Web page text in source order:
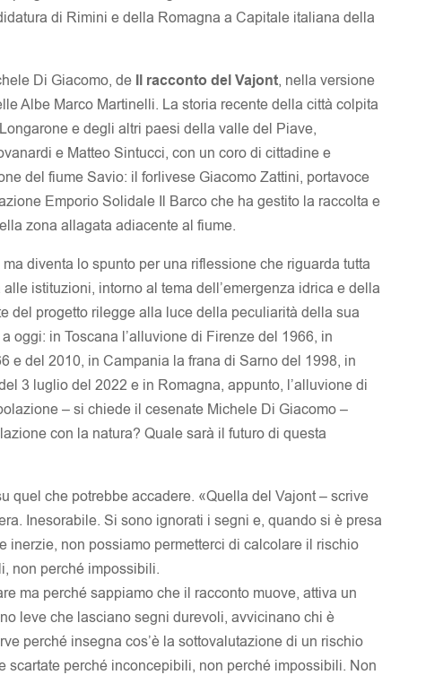
di Rimini e della Romagna a Capitale italiana della
Di Giacomo, de Il racconto del Vajont, nella versione
Albe Marco Martinelli. La storia recente della città colpita
e degli altri paesi della valle del Piave,
e Matteo Sintucci, con un coro di cittadine e
del fiume Savio: il forlivese Giacomo Zattini, portavoce
Emporio Solidale Il Barco che ha gestito la raccolta e
zona allagata adiacente al fiume.
diventa lo spunto per una riflessione che riguarda tutta
istituzioni, intorno al tema dell’emergenza idrica e della
del progetto rilegge alla luce della peculiarità della sua
oggi: in Toscana l’alluvione di Firenze del 1966, in
e del 2010, in Campania la frana di Sarno del 1998, in
3 luglio del 2022 e in Romagna, appunto, l’alluvione di
– si chiede il cesenate Michele Di Giacomo –
con la natura? Quale sarà il futuro di questa
quel che potrebbe accadere. «Quella del Vajont – scrive
Inesorabile. Si sono ignorati i segni e, quando si è presa
inerzie, non possiamo permetterci di calcolare il rischio
non perché impossibili.
ma perché sappiamo che il racconto muove, attiva un
leve che lasciano segni durevoli, avvicinano chi è
perché insegna cos’è la sottovalutazione di un rischio
scartate perché inconcepibili, non perché impossibili. Non